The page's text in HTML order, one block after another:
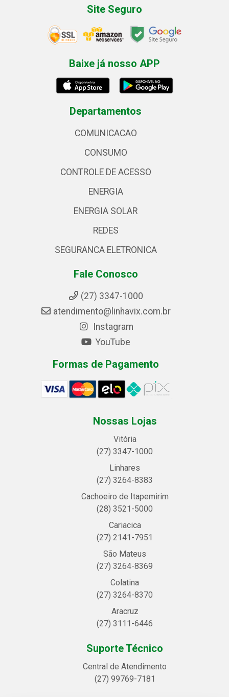
Site Seguro
Baixe já nosso APP
Departamentos
COMUNICACAO
CONSUMO
CONTROLE DE ACESSO
ENERGIA
ENERGIA SOLAR
REDES
SEGURANCA ELETRONICA
Fale Conosco
(27) 3347-1000
atendimento@linhavix.com.br
Instagram
YouTube
Formas de Pagamento
Nossas Lojas
Vitória
(27) 3347-1000
Linhares
(27) 3264-8383
Cachoeiro de Itapemirim
(28) 3521-5000
Cariacica
(27) 2141-7951
São Mateus
(27) 3264-8369
Colatina
(27) 3264-8370
Aracruz
(27) 3111-6446
Suporte Técnico
Central de Atendimento
(27) 99769-7181